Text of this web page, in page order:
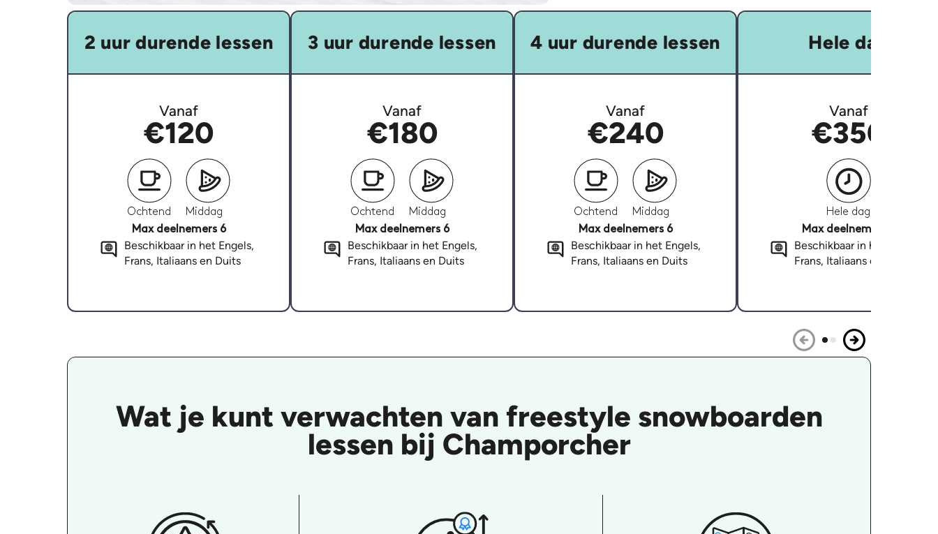
2 uur durende lessen
Vanaf
€120
Ochtend
Middag
Max deelnemers 6
Beschikbaar in het Engels,
Frans, Italiaans en Duits
3 uur durende lessen
Vanaf
€180
Ochtend
Middag
Max deelnemers 6
Beschikbaar in het Engels,
Frans, Italiaans en Duits
4 uur durende lessen
Vanaf
€240
Ochtend
Middag
Max deelnemers 6
Beschikbaar in het Engels,
Frans, Italiaans en Duits
Hele dag
Vanaf
€350
Hele dag
Max deelnemers 6
Beschikbaar in het Engels,
Frans, Italiaans en Duits
Wat je kunt verwachten van freestyle snowboarden
lessen bij Champorcher